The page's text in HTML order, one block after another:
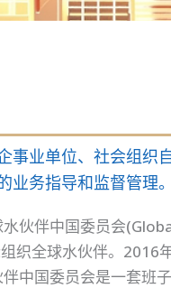
业单位、社会组织
业务指导和监督管理
伙伴中国委员会
织全球水伙伴。2016
中国委员会是一套班